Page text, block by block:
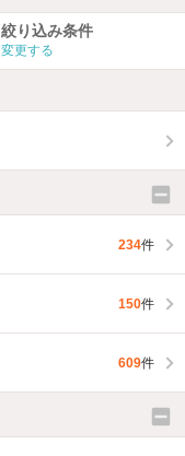
絞り込み条件
変更する
234件
150件
609件